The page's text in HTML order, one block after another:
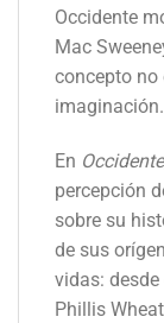
Occidente
Mac
concepto no
imaginación.
En Occidente
percepción
sobre su
de sus
vidas:
Phillis